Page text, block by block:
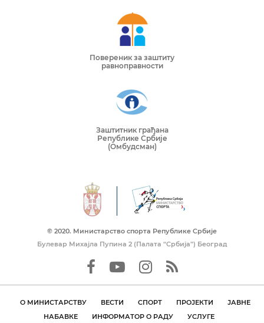
Повереник за заштиту
равноправности
Заштитник грађана
Републике Србије
(Омбудсман)
© 2020. Mинистарство спорта Републике Србије
Булевар Михајла Пупина 2 (Палата “Србија”) Београд
О МИНИСТАРСТВУ ВЕСТИ СПОРТ ПРОЈЕКТИ
ЈАВНЕ
НАБАВКЕ
ИНФОРМАТОР О РАДУ УСЛУГЕ